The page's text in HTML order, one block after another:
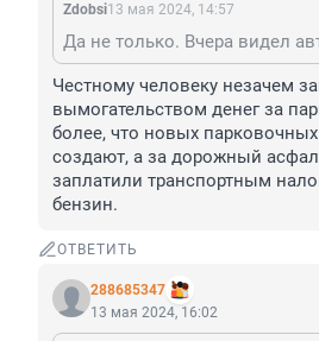
Zdobsi13 мая 2024, 14:57
Честному человеку незачем
вымогательством денег за
более, что новых
создают, а за дорожный
заплатили транспортным
бензин.
ОТВЕТИТЬ
288685347
13 мая 2024, 16:02